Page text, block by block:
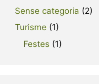
Sense categoria (2)
Turisme (1)
Festes (1)